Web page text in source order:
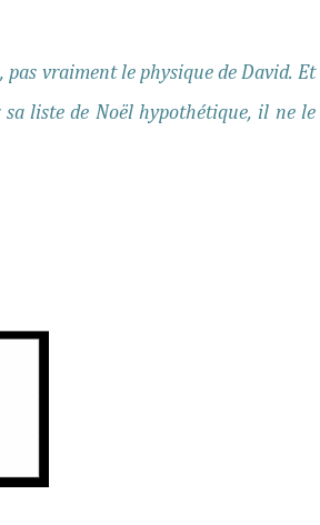
pas vraiment le physique de David. Et
liste de Noël hypothétique, il ne le